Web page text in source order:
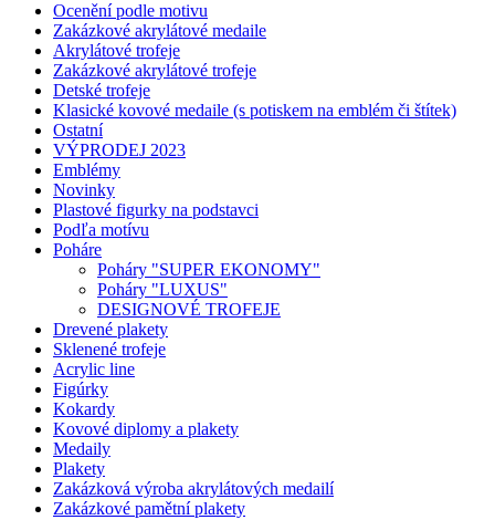
Ocenění podle motivu
Zakázkové akrylátové medaile
Akrylátové trofeje
Zakázkové akrylátové trofeje
Detské trofeje
Klasické kovové medaile (s potiskem na emblém či štítek)
Ostatní
VÝPRODEJ 2023
Emblémy
Novinky
Plastové figurky na podstavci
Podľa motívu
Poháre
Poháry "SUPER EKONOMY"
Poháry "LUXUS"
DESIGNOVÉ TROFEJE
Drevené plakety
Sklenené trofeje
Acrylic line
Figúrky
Kokardy
Kovové diplomy a plakety
Medaily
Plakety
Zakázková výroba akrylátových medailí
Zakázkové pamětní plakety